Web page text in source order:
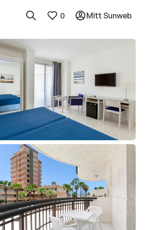
0 Mitt Sunweb